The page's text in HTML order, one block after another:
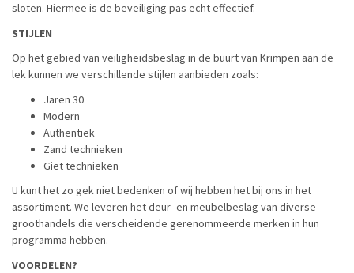
sloten. Hiermee is de beveiliging pas echt effectief.
STIJLEN
Op het gebied van veiligheidsbeslag in de buurt van Krimpen aan de
lek kunnen we verschillende stijlen aanbieden zoals:
Jaren 30
Modern
Authentiek
Zand technieken
Giet technieken
U kunt het zo gek niet bedenken of wij hebben het bij ons in het
assortiment. We leveren het deur- en meubelbeslag van diverse
groothandels die verscheidende gerenommeerde merken in hun
programma hebben.
VOORDELEN?